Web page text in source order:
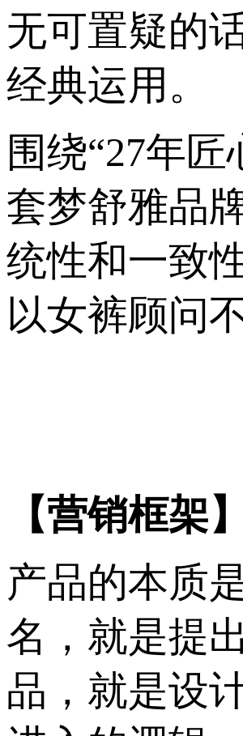
无可置疑的
经典运用。
围绕“27年
套梦舒雅品
统性和一致
以女裤顾问
【营销框架】
产品的本质
名，就是提
品，就是设